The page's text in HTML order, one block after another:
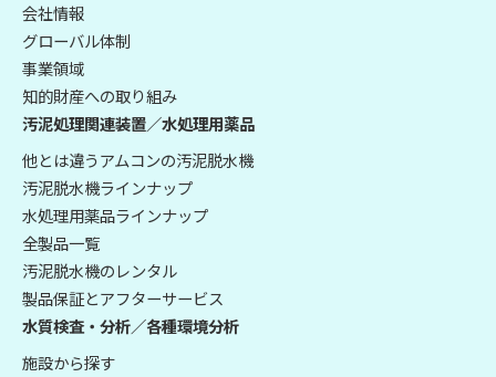
会社情報
グローバル体制
事業領域
知的財産への取り組み
汚泥処理関連装置／水処理用薬品
他とは違うアムコンの汚泥脱水機
汚泥脱水機ラインナップ
水処理用薬品ラインナップ
全製品一覧
汚泥脱水機のレンタル
製品保証とアフターサービス
水質検査・分析／各種環境分析
施設から探す